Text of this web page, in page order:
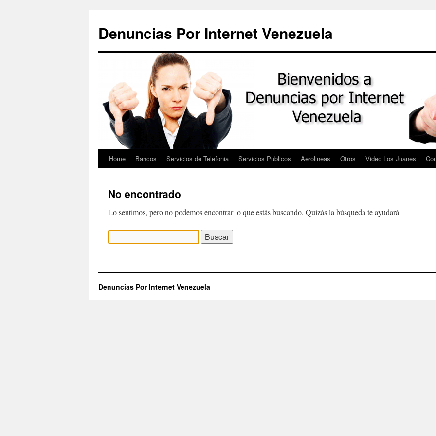
contenido
Denuncias Por Internet Venezuela
Home Bancos Servicios de Telefonia Servicios Publicos Aerolineas Otros Video Los Juanes
No encontrado
Lo sentimos, pero no podemos encontrar lo que estás buscando. Quizás la búsqueda te ayudará.
Denuncias Por Internet Venezuela